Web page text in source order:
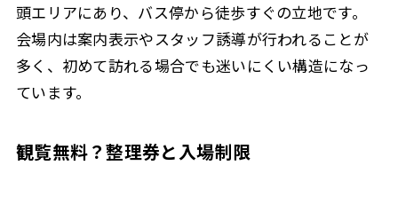
頭エリアにあり、バス停から徒歩すぐの立地です。
会場内は案内表示やスタッフ誘導が行われることが
多く、初めて訪れる場合でも迷いにくい構造になっ
ています。
観覧無料？整理券と入場制限